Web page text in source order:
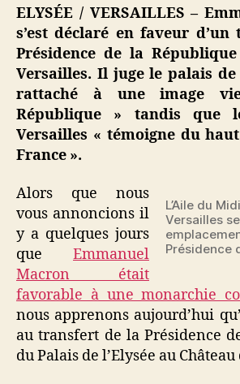
ELYSÉE / VERSAILLES –
s’est déclaré en faveur
Présidence de la
Versailles. Il juge le palais de
rattaché à une image
République » tandis que
Versailles « témoigne du
France ».
L’Aile du
Versailles
Présidence
Alors que nous
vous annoncions il
y a quelques jours
que Emmanuel
Macron était
favorable à une monarchie
nous apprenons aujourd’hui
au transfert de la Présidence
du Palais de l’Elysée au